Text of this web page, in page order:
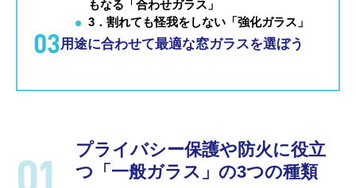
もなる「合わせガラス」
3．割れても怪我をしない「強化ガラス」
03用途に合わせて最適な窓ガラスを選ぼう
プライバシー保護や防火に役立
つ「一般ガラス」の3つの種類